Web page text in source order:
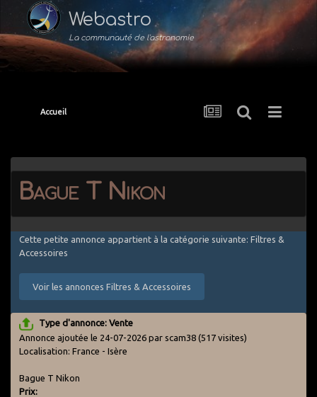
Webastro
La communauté de l'astronomie
Accueil
Bague T Nikon
Cette petite annonce appartient à la catégorie suivante: Filtres &
Accessoires
Voir les annonces Filtres & Accessoires
Type d'annonce: Vente
Annonce ajoutée le 24-07-2026 par scam38 (517 visites)
Localisation: France - Isère
Bague T Nikon
Prix: